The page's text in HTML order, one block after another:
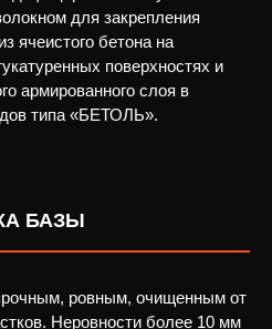
для закрепления
ячеистого бетона на
поверхностях и
армированного слоя в
типа «БЕТОЛЬ».
БАЗЫ
ровным, очищенным от
Неровности более 10 мм